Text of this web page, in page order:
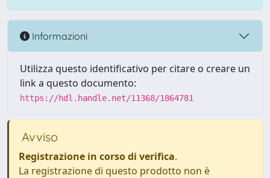
Informazioni
Utilizza questo identificativo per citare o creare un
link a questo documento:
https://hdl.handle.net/11368/1864781
Avviso
Registrazione in corso di verifica.
La registrazione di questo prodotto non è